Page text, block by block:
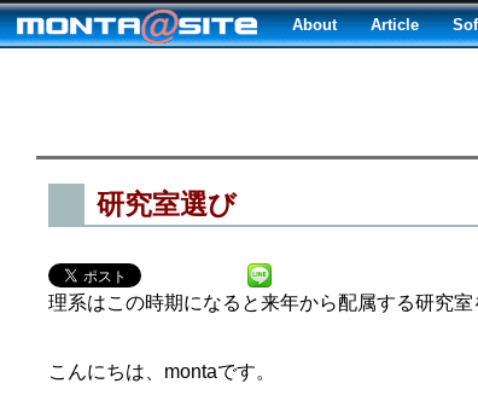
About Article
研究室選び
理系はこの時期になると来年から配属する研究室
こんにちは、montaです。